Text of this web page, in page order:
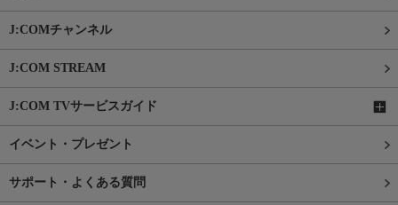
J:COMチャンネル
J:COM STREAM
J:COM TVサービスガイド
イベント・プレゼント
サポート・よくある質問